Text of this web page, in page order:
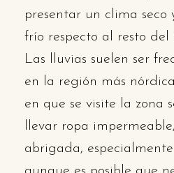
presentar un clima seco
frío respecto al resto
Las lluvias suelen ser
en la región más
en que se visite la zona
llevar ropa
abrigada,